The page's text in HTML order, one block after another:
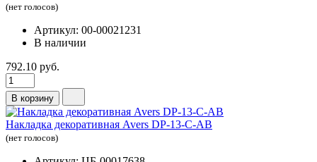
(нет голосов)
Артикул: 00-00021231
В наличии
792.10 руб.
В корзину
Накладка декоративная Avers DP-13-C-AB
(нет голосов)